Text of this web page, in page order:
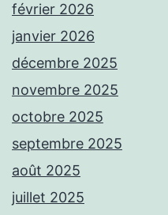
février 2026
janvier 2026
décembre 2025
novembre 2025
octobre 2025
septembre 2025
août 2025
juillet 2025